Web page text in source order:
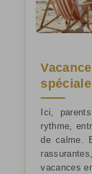
spéciale
Ici,
rythme,
de calme.
vacances